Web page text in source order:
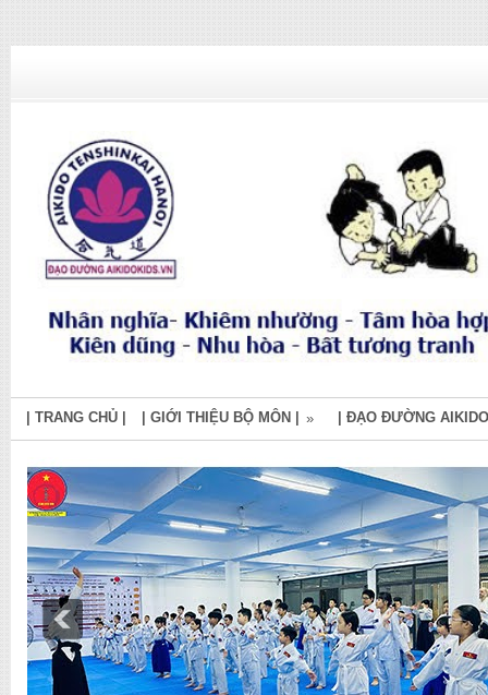
| TRANG CHỦ | | GIỚI THIỆU BỘ MÔN | » | ĐẠO ĐƯỜNG